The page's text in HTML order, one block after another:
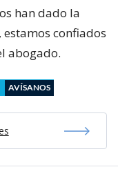
han dado la
estamos confiados
abogado.
AVÍSANOS